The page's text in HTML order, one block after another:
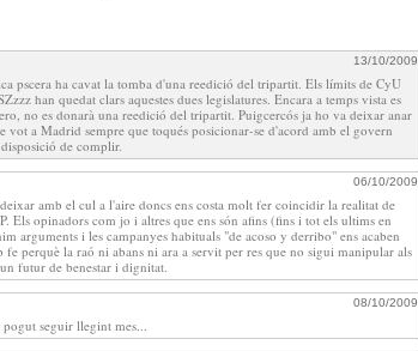
13/10/2009
pscera ha cavat la tomba d'una reedició del tripartit. Els límits de CyU
han quedat clars aquestes dues legislatures. Encara a temps vista es
no es donarà una reedició del tripartit. Puigcercós ja ho va deixar anar
a Madrid sempre que toqués posicionar-se d'acord amb el govern
de complir.
06/10/2009
amb el cul a l'aire doncs ens costa molt fer coincidir la realitat de
Els opinadors com jo i altres que ens són afins (fins i tot els ultims en
arguments i les campanyes habituals "de acoso y derribo" ens acaben
perquè la raó ni abans ni ara a servit per res que no sigui manipular als
futur de benestar i dignitat.
08/10/2009
seguir llegint mes...